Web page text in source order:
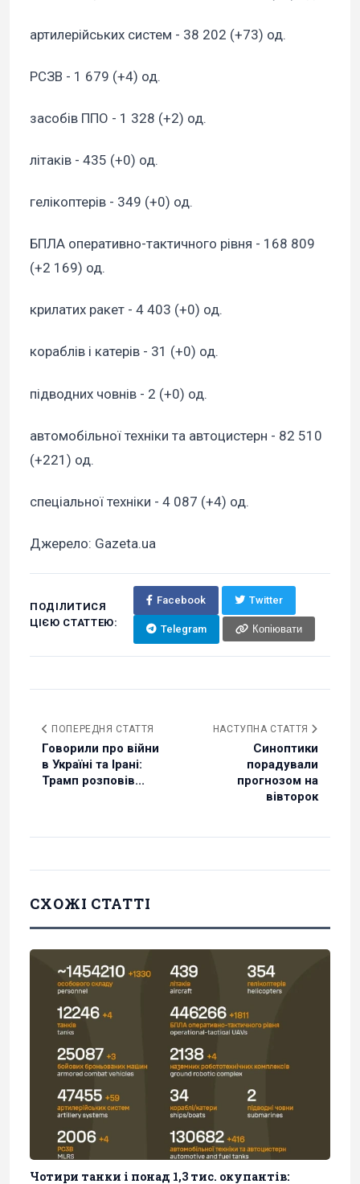
артилерійських систем - 38 202 (+73) од.
РСЗВ - 1 679 (+4) од.
засобів ППО - 1 328 (+2) од.
літаків - 435 (+0) од.
гелікоптерів - 349 (+0) од.
БПЛА оперативно-тактичного рівня - 168 809
(+2 169) од.
крилатих ракет - 4 403 (+0) од.
кораблів і катерів - 31 (+0) од.
підводних човнів - 2 (+0) од.
автомобільної техніки та автоцистерн - 82 510
(+221) од.
спеціальної техніки - 4 087 (+4) од.
Джерело: Gazeta.ua
ПОДІЛИТИСЯ
ЦІЄЮ СТАТТЕЮ:
Facebook Twitter
Telegram Копіювати
ПОПЕРЕДНЯ СТАТТЯ
Говорили про війни
в Україні та Ірані:
Трамп розповів...
НАСТУПНА СТАТТЯ
Синоптики
порадували
прогнозом на
вівторок
СХОЖІ СТАТТІ
Чотири танки і понад 1,3 тис. окупантів: